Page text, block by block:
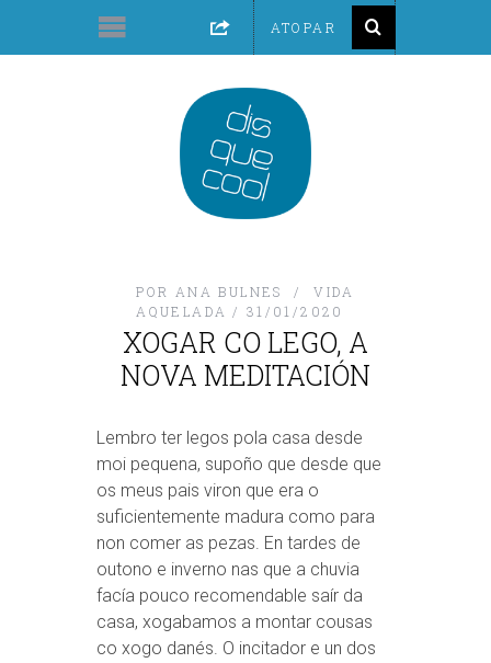
POR ANA BULNES
VIDA
AQUELADA
31/01/2020
XOGAR CO LEGO, A
NOVA MEDITACIÓN
Lembro ter legos pola casa desde
moi pequena, supoño que desde que
os meus pais viron que era o
suficientemente madura como para
non comer as pezas. En tardes de
outono e inverno nas que a chuvia
facía pouco recomendable saír da
casa, xogabamos a montar cousas
co xogo danés. O incitador e un dos